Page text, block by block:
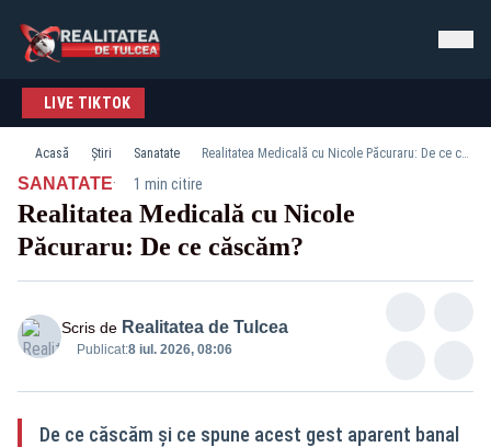
LIVE TIKTOK
Acasă Știri Sanatate Realitatea Medicală cu Nicole Păcuraru: De ce căscăm?
SANATATE· 1 min citire
Realitatea Medicală cu Nicole
Păcuraru: De ce căscăm?
Scris de Realitatea de Tulcea
Publicat:8 iul. 2026, 08:06
De ce căscăm și ce spune acest gest aparent banal